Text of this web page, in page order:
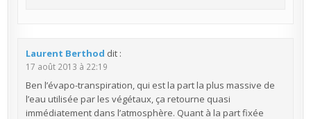
Laurent Berthod dit :
17 août 2013 à 22:19
Ben l’évapo-transpiration, qui est la part la plus massive de
l’eau utilisée par les végétaux, ça retourne quasi
immédiatement dans l’atmosphère. Quant à la part fixée